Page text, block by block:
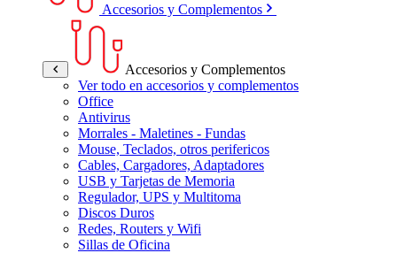
Accesorios y Complementos
Accesorios y Complementos
Ver todo en accesorios y complementos
Office
Antivirus
Morrales - Maletines - Fundas
Mouse, Teclados, otros perifericos
Cables, Cargadores, Adaptadores
USB y Tarjetas de Memoria
Regulador, UPS y Multitoma
Discos Duros
Redes, Routers y Wifi
Sillas de Oficina